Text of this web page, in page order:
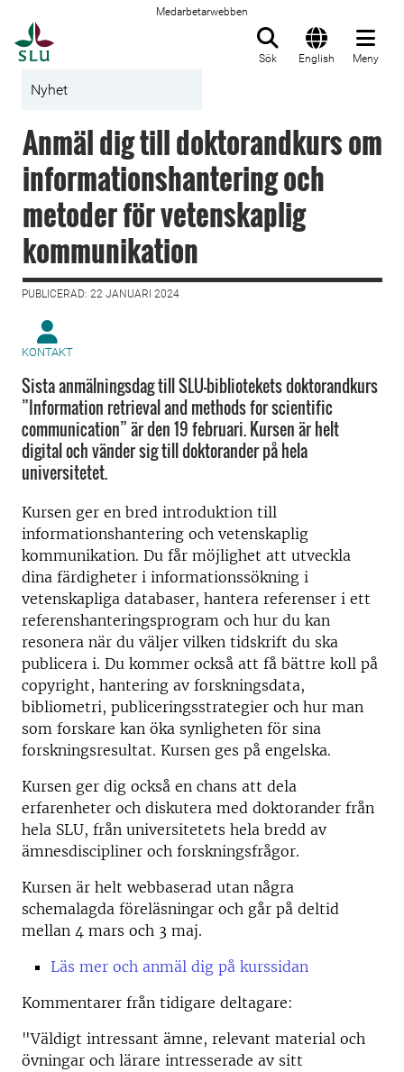
Medarbetarwebben
Sök English Meny
Nyhet
Anmäl dig till doktorandkurs om
informationshantering och
metoder för vetenskaplig
kommunikation
PUBLICERAD: 22 JANUARI 2024
KONTAKT
Sista anmälningsdag till SLU-bibliotekets doktorandkurs
”Information retrieval and methods for scientific
communication” är den 19 februari. Kursen är helt
digital och vänder sig till doktorander på hela
universitetet.
Kursen ger en bred introduktion till
informationshantering och vetenskaplig
kommunikation. Du får möjlighet att utveckla
dina färdigheter i informationssökning i
vetenskapliga databaser, hantera referenser i ett
referenshanteringsprogram och hur du kan
resonera när du väljer vilken tidskrift du ska
publicera i. Du kommer också att få bättre koll på
copyright, hantering av forskningsdata,
bibliometri, publiceringsstrategier och hur man
som forskare kan öka synligheten för sina
forskningsresultat. Kursen ges på engelska.
Kursen ger dig också en chans att dela
erfarenheter och diskutera med doktorander från
hela SLU, från universitetets hela bredd av
ämnesdiscipliner och forskningsfrågor.
Kursen är helt webbaserad utan några
schemalagda föreläsningar och går på deltid
mellan 4 mars och 3 maj.
Läs mer och anmäl dig på kurssidan
Kommentarer från tidigare deltagare:
"Väldigt intressant ämne, relevant material och
övningar och lärare intresserade av sitt